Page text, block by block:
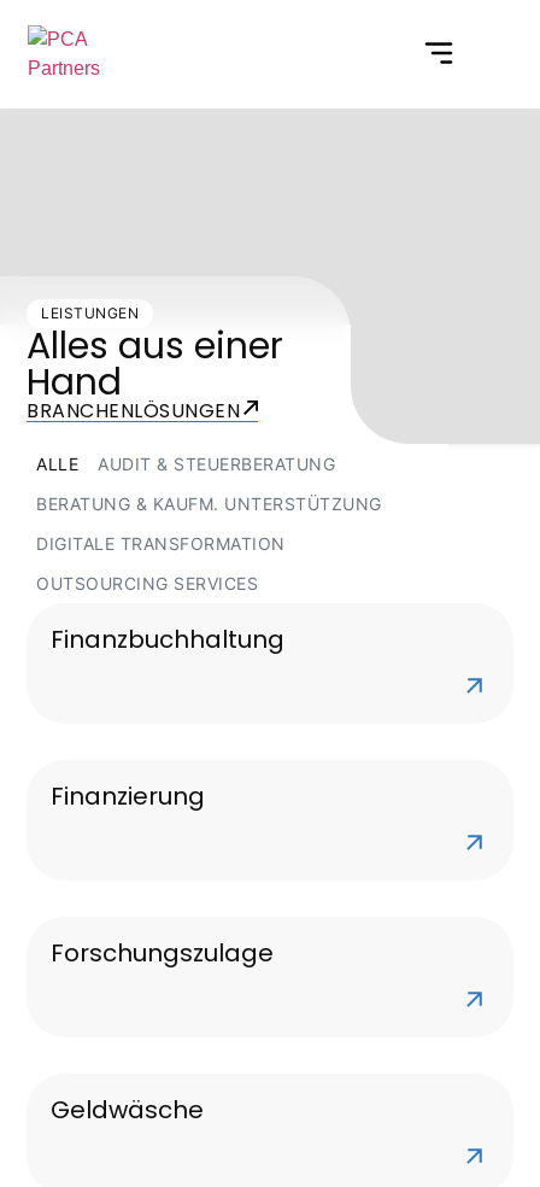
LEISTUNGEN
Alles aus einer
Hand
BRANCHENLÖSUNGEN
AUDIT & STEUERBERATUNG
BERATUNG & KAUFM. UNTERSTÜTZUNG
DIGITALE TRANSFORMATION
OUTSOURCING SERVICES
ALLE
Finanzbuchhaltung
Finanzierung
Forschungszulage
Geldwäsche